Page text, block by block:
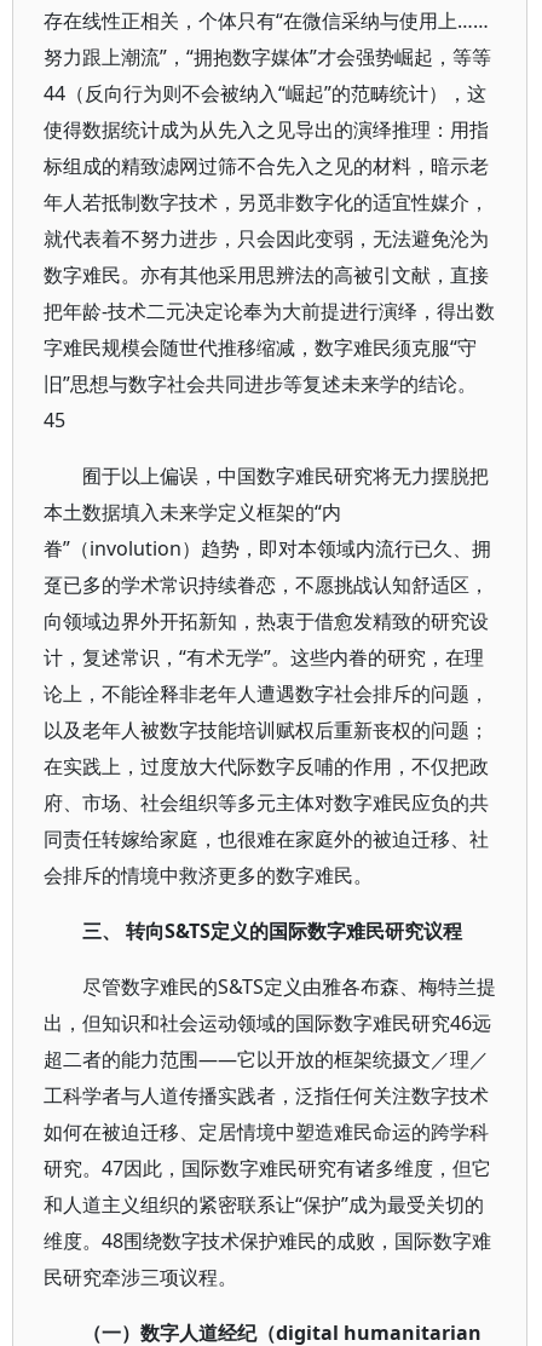
存在线性正相关，个体只有“在微信采纳与使用上……
努力跟上潮流”，“拥抱数字媒体”才会强势崛起，等等
44（反向行为则不会被纳入“崛起”的范畴统计），这
使得数据统计成为从先入之见导出的演绎推理：用指
标组成的精致滤网过筛不合先入之见的材料，暗示老
年人若抵制数字技术，另觅非数字化的适宜性媒介，
就代表着不努力进步，只会因此变弱，无法避免沦为
数字难民。亦有其他采用思辨法的高被引文献，直接
把年龄-技术二元决定论奉为大前提进行演绎，得出数
字难民规模会随世代推移缩减，数字难民须克服“守
旧”思想与数字社会共同进步等复述未来学的结论。
45
囿于以上偏误，中国数字难民研究将无力摆脱把
本土数据填入未来学定义框架的“内
眷”（involution）趋势，即对本领域内流行已久、拥
趸已多的学术常识持续眷恋，不愿挑战认知舒适区，
向领域边界外开拓新知，热衷于借愈发精致的研究设
计，复述常识，“有术无学”。这些内眷的研究，在理
论上，不能诠释非老年人遭遇数字社会排斥的问题，
以及老年人被数字技能培训赋权后重新丧权的问题；
在实践上，过度放大代际数字反哺的作用，不仅把政
府、市场、社会组织等多元主体对数字难民应负的共
同责任转嫁给家庭，也很难在家庭外的被迫迁移、社
会排斥的情境中救济更多的数字难民。
三、 转向S&TS定义的国际数字难民研究议程
尽管数字难民的S&TS定义由雅各布森、梅特兰提
出，但知识和社会运动领域的国际数字难民研究46远
超二者的能力范围——它以开放的框架统摄文／理／
工科学者与人道传播实践者，泛指任何关注数字技术
如何在被迫迁移、定居情境中塑造难民命运的跨学科
研究。47因此，国际数字难民研究有诸多维度，但它
和人道主义组织的紧密联系让“保护”成为最受关切的
维度。48围绕数字技术保护难民的成败，国际数字难
民研究牵涉三项议程。
（一）数字人道经纪（digital humanitarian